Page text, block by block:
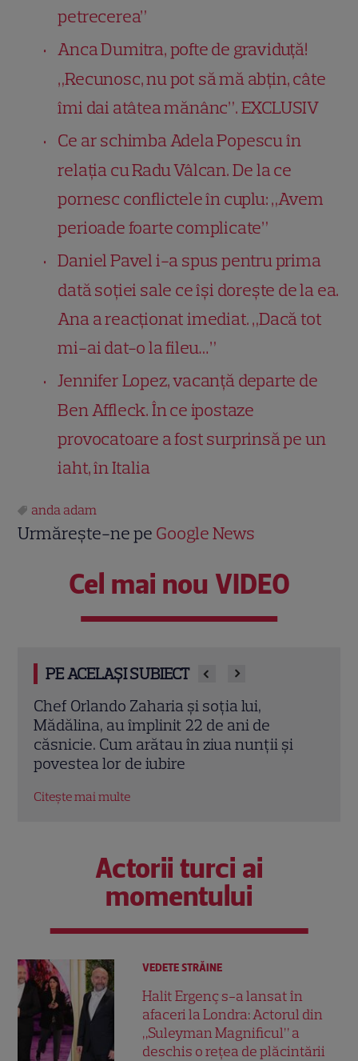
petrecerea”
Anca Dumitra, pofte de graviduță!
„Recunosc, nu pot să mă abțin, câte
îmi dai atâtea mănânc”. EXCLUSIV
Ce ar schimba Adela Popescu în
relația cu Radu Vâlcan. De la ce
pornesc conflictele în cuplu: „Avem
perioade foarte complicate”
Daniel Pavel i-a spus pentru prima
dată soției sale ce își dorește de la ea.
Ana a reacționat imediat. „Dacă tot
mi-ai dat-o la fileu…”
Jennifer Lopez, vacanță departe de
Ben Affleck. În ce ipostaze
provocatoare a fost surprinsă pe un
iaht, în Italia
anda adam
Urmărește-ne pe Google News
Cel mai nou VIDEO
PE ACELAȘI SUBIECT
Cine este Cosmin Curticăpean, soțul
Laurei Cosoi. Afaceri, vârstă și povestea
de iubire care durează de peste 10 ani
Actorii turci ai
momentului
VEDETE STRĂINE
Halit Ergenç s-a lansat în
afaceri la Londra: Actorul din
„Suleyman Magnificul” a
deschis o rețea de plăcintării